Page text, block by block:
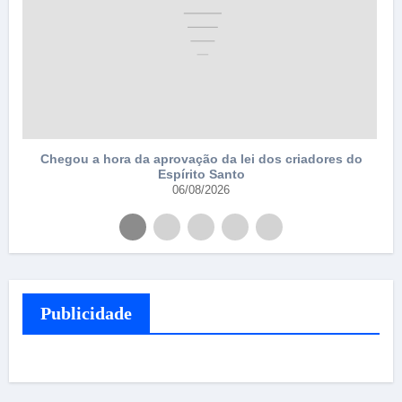
Chegou a hora da aprovação da lei dos criadores do
Espírito Santo
06/08/2026
Publicidade